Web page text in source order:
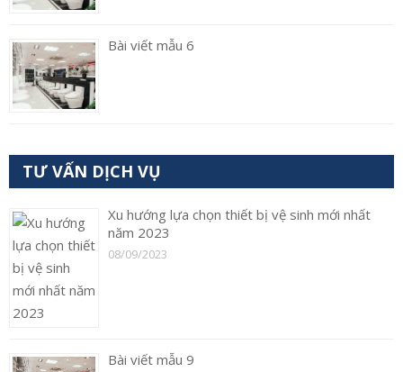
Bài viết mẫu 6
TƯ VẤN DỊCH VỤ
Xu hướng lựa chọn thiết bị vệ sinh mới nhất
năm 2023
08/09/2023
Bài viết mẫu 9